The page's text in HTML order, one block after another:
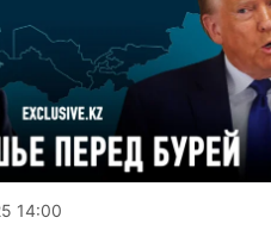
14:00